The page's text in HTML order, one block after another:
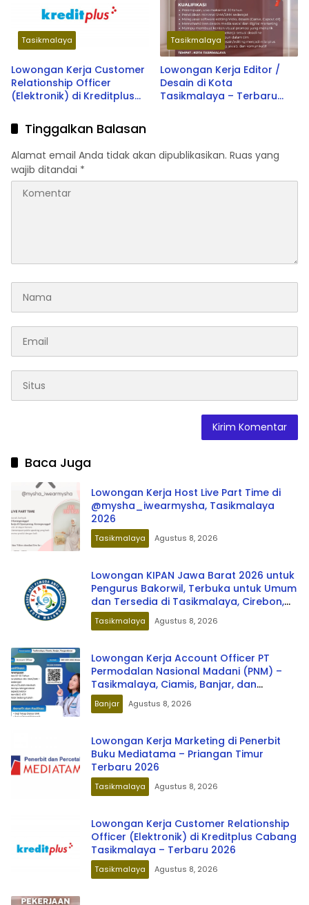
Tasikmalaya
Lowongan Kerja Customer
Relationship Officer
(Elektronik) di Kreditplus
Terbaru 2026
Tasikmalaya
Lowongan Kerja Editor /
Desain di Kota
Tasikmalaya – Terbaru
Tinggalkan Balasan
Alamat email Anda tidak akan dipublikasikan. Ruas yang
wajib ditandai *
Baca Juga
Lowongan Kerja Host Live Part Time di
@mysha_iwearmysha, Tasikmalaya
2026
Tasikmalaya Agustus 8, 2026
Lowongan KIPAN Jawa Barat 2026 untuk
Pengurus Bakorwil, Terbuka untuk Umum
dan Tersedia di Tasikmalaya, Cirebon,
Bandung, Bekasi, hingga Bogor
Tasikmalaya Agustus 8, 2026
Lowongan Kerja Account Officer PT
Permodalan Nasional Madani (PNM) –
Tasikmalaya, Ciamis, Banjar, dan
Pangandaran Terbaru 2026
Banjar Agustus 8, 2026
Lowongan Kerja Marketing di Penerbit
Buku Mediatama – Priangan Timur
Terbaru 2026
Tasikmalaya Agustus 8, 2026
Lowongan Kerja Customer Relationship
Officer (Elektronik) di Kreditplus Cabang
Tasikmalaya – Terbaru 2026
Tasikmalaya Agustus 8, 2026